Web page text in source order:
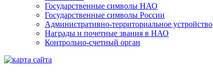
Государственные символы НАО
Государственные символы России
Административно-территориальное устройство
Награды и почетные звания в НАО
Контрольно-счетный орган